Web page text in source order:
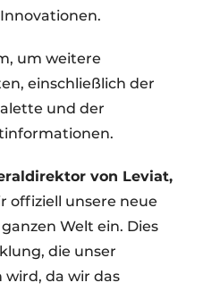
um weitere
einschließlich der
und der
von Leviat,
offiziell unsere neue
Welt ein. Dies
die unser
da wir das